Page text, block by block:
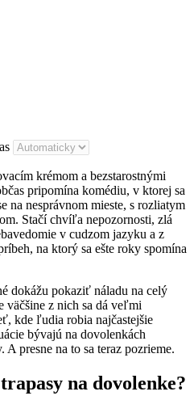
krémom a bezstarostnými
pripomína komédiu, v ktorej sa
na nesprávnom mieste, s rozliatym
Stačí chvíľa nepozornosti, zlá
v cudzom jazyku a z
na ktorý sa ešte roky spomína
dokážu pokaziť náladu na celý
väčšine z nich sa dá veľmi
kde ľudia robia najčastejšie
bývajú na dovolenkách
presne na to sa teraz pozrieme.
na dovolenke?